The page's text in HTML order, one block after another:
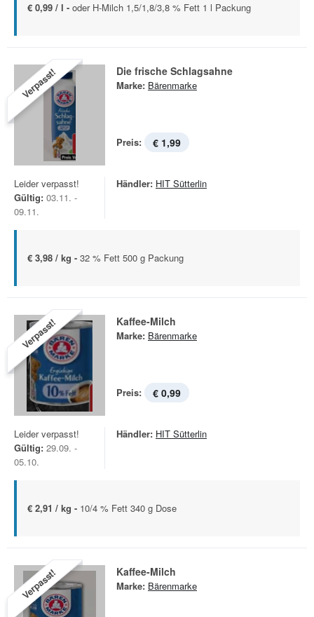
€ 0,99 / l - oder H-Milch 1,5/1,8/3,8 % Fett 1 l Packung
Verpasst! Die frische Schlagsahne
Marke: Bärenmarke
Preis: € 1,99
Leider verpasst!
Gültig: 03.11. -
09.11.
Händler: HIT Sütterlin
€ 3,98 / kg - 32 % Fett 500 g Packung
Verpasst! Kaffee-Milch
Marke: Bärenmarke
Preis: € 0,99
Leider verpasst!
Gültig: 29.09. -
05.10.
Händler: HIT Sütterlin
€ 2,91 / kg - 10/4 % Fett 340 g Dose
Verpasst! Kaffee-Milch
Marke: Bärenmarke